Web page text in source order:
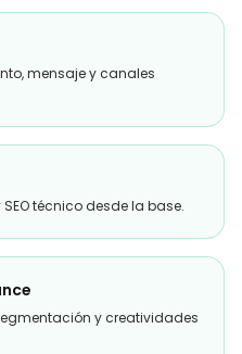
mensaje y canales
técnico desde la base.
y creatividades